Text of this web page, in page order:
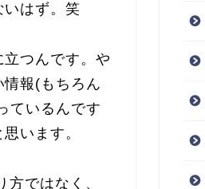
いはず。笑
つんです。や
報(もちろん
ているんです
います。
ではなく、